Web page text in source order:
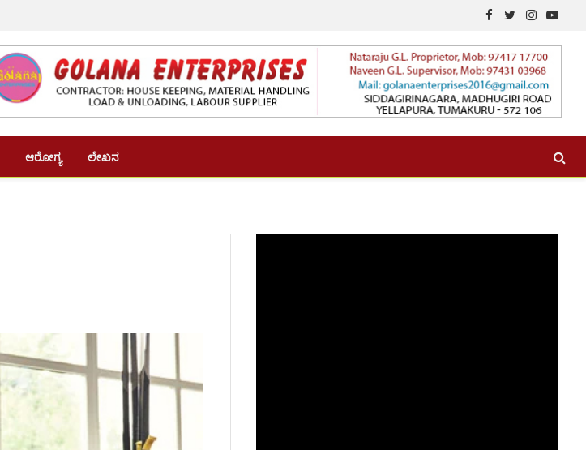
Facebook
TwitterInstagram
ಆರೋಗ್ಯ ಲೇಖನ